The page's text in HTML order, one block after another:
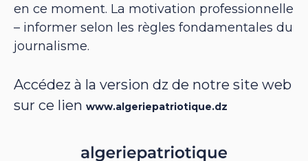
en ce moment. La motivation professionnelle
– informer selon les règles fondamentales du
journalisme.
Accédez à la version dz de notre site web
sur ce lien www.algeriepatriotique.dz